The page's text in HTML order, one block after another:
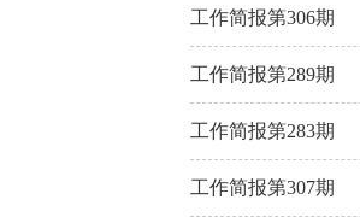
工作简报第306期
工作简报第289期
工作简报第283期
工作简报第307期